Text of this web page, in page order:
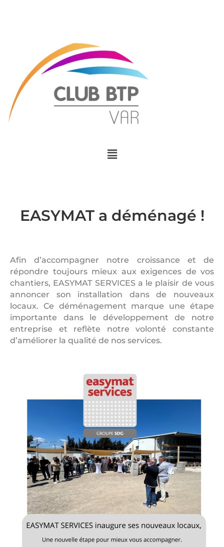
Menu
EASYMAT a déménagé !
Afin d’accompagner notre croissance et de
répondre toujours mieux aux exigences de vos
chantiers, EASYMAT SERVICES a le plaisir de vous
annoncer son installation dans de nouveaux
locaux. Ce déménagement marque une étape
importante dans le développement de notre
entreprise et reflète notre volonté constante
d’améliorer la qualité de nos services.